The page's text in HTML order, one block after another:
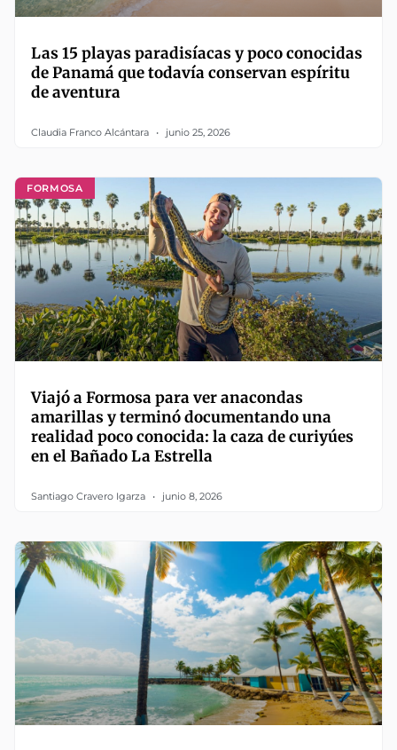
Las 15 playas paradisíacas y poco conocidas
de Panamá que todavía conservan espíritu
de aventura
Claudia Franco Alcántara junio 25, 2026
FORMOSA
Viajó a Formosa para ver anacondas
amarillas y terminó documentando una
realidad poco conocida: la caza de curiyúes
en el Bañado La Estrella
Santiago Cravero Igarza junio 8, 2026